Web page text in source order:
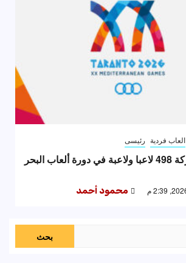
العاب فردية رئيسى
إيطاليا تعلن مشاركة 498 لاعبا ولاعبة في دورة ألعاب البحر
محمود أحمد